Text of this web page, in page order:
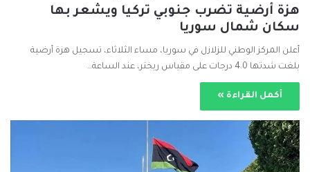
هزة أرضية تضرب جنوبي تركيا ويشعر بها
سكان شمال سوريا
أعلن المركز الوطني للزلازل في سوريا، مساء الثلاثاء، تسجيل هزة أرضية
بلغت شدتها 4.0 درجات على مقياس ريختر، عند الساعة…
أكمل القراءة »